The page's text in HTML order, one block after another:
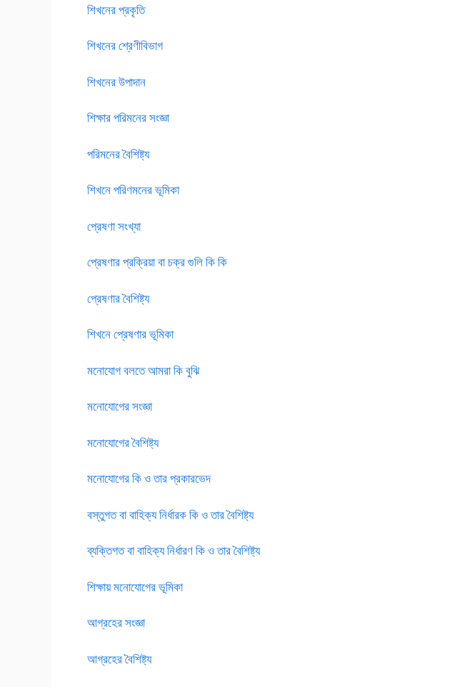
শিখনের প্রকৃতি
শিখনের শ্রেণীবিভাগ
শিখনের উপাদান
শিক্ষার পরিমনের সংজ্ঞা
পরিমনের বৈশিষ্ট্য
শিখনে পরিণমনের ভূমিকা
প্রেষণাসংখ্যা
প্রেষণার প্রক্রিয়া বা চক্র গুলি কি কি
প্রেষণার বৈশিষ্ট্য
শিখনে প্রেষণার ভূমিকা
মনোযোগ বলতে আমরা কি বুঝি
মনোযোগের সংজ্ঞা
মনোযোগের বৈশিষ্ট্য
মনোযোগের কি ও তার প্রকারভেদ
বস্তুগত বা বাহিক্য নির্ধারক কি ও তার বৈশিষ্ট্য
ব্যক্তিগত বা বাহিক্য নির্ধারণ কি ও তার বৈশিষ্ট্য
শিক্ষায় মনোযোগের ভূমিকা
আগ্রহের সংজ্ঞা
আগ্রহের বৈশিষ্ট্য